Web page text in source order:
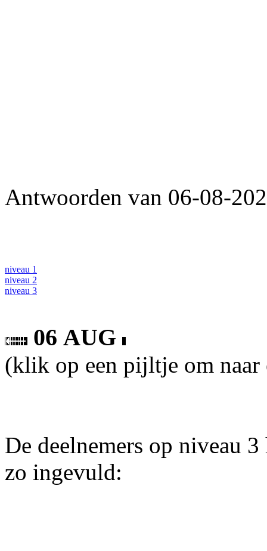
Antwoorden van 06-08-
niveau 1
niveau 2
niveau 3
06 AUG
(klik op een pijltje om naar
De deelnemers op niveau
zo ingevuld: